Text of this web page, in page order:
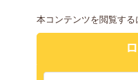
本コンテンツを閲覧する